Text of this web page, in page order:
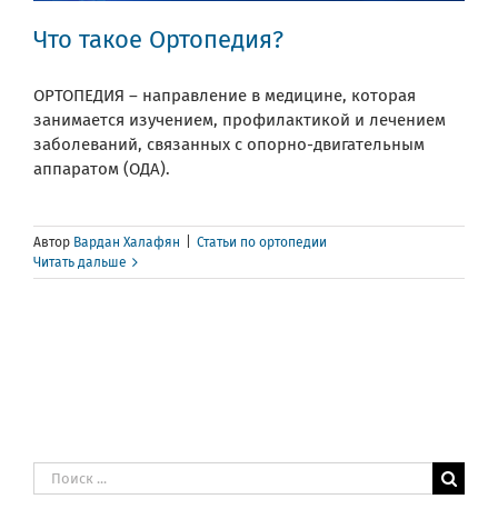
Что такое Ортопедия?
ОРТОПЕДИЯ – направление в медицине, которая
занимается изучением, профилактикой и лечением
заболеваний, связанных с опорно-двигательным
аппаратом (ОДА).
Автор Вардан Халафян
Статьи по ортопедии
Читать дальше
Результат
поиска: